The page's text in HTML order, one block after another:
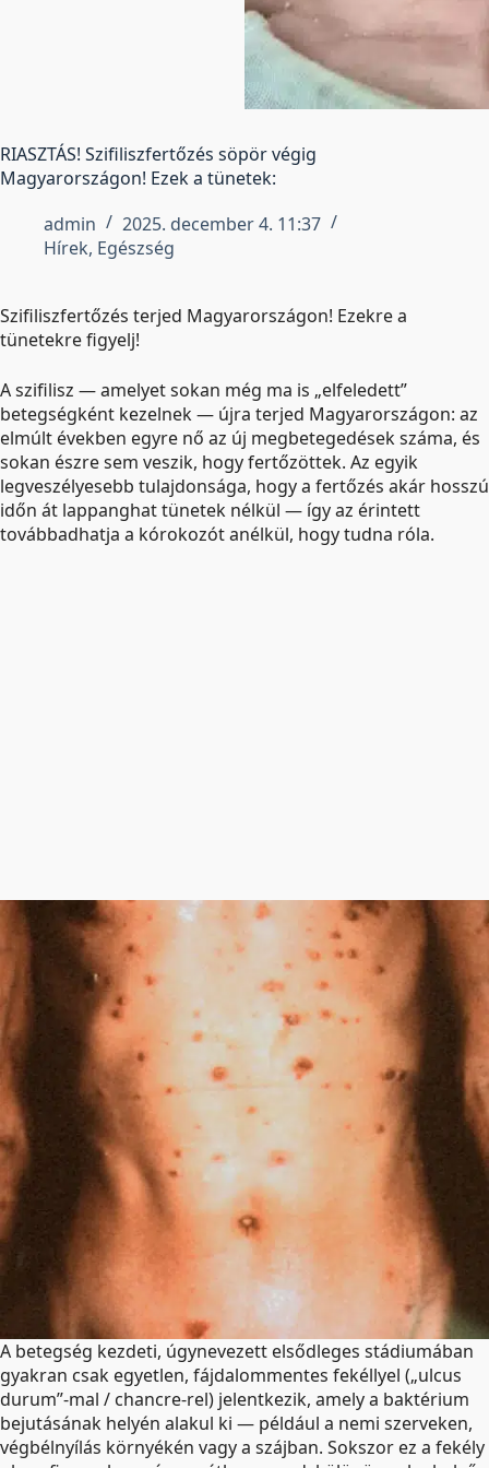
RIASZTÁS! Szifiliszfertőzés söpör végig
Magyarországon! Ezek a tünetek:
admin
2025. december 4. 11:37
Hírek, Egészség
Szifiliszfertőzés terjed Magyarországon! Ezekre a
tünetekre figyelj!
A szifilisz — amelyet sokan még ma is „elfeledett”
betegségként kezelnek — újra terjed Magyarországon: az
elmúlt években egyre nő az új megbetegedések száma, és
sokan észre sem veszik, hogy fertőzöttek. Az egyik
legveszélyesebb tulajdonsága, hogy a fertőzés akár hosszú
időn át lappanghat tünetek nélkül — így az érintett
továbbadhatja a kórokozót anélkül, hogy tudna róla.
A betegség kezdeti, úgynevezett elsődleges stádiumában
gyakran csak egyetlen, fájdalommentes fekéllyel („ulcus
durum”-mal / chancre-rel) jelentkezik, amely a baktérium
bejutásának helyén alakul ki — például a nemi szerveken,
végbélnyílás környékén vagy a szájban. Sokszor ez a fekély